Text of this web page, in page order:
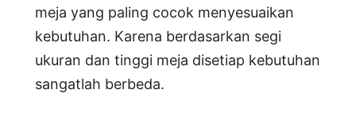
meja yang paling cocok menyesuaikan
kebutuhan. Karena berdasarkan segi
ukuran dan tinggi meja disetiap kebutuhan
sangatlah berbeda.